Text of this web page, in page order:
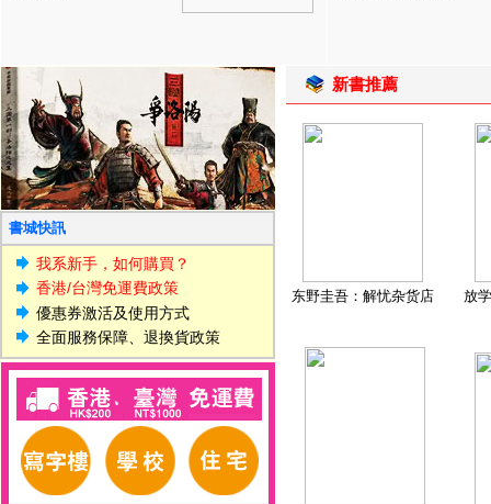
書城快訊
我系新手，如何購買？
香港/台灣免運費政策
優惠券激活及使用方式
全面服務保障、退換貨政策
新書推薦
东野圭吾：解忧杂货店 放